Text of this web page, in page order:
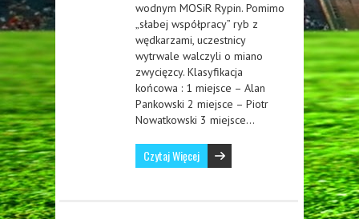
wodnym MOSiR Rypin. Pomimo
„słabej współpracy” ryb z
wędkarzami, uczestnicy
wytrwale walczyli o miano
zwycięzcy. Klasyfikacja
końcowa : 1 miejsce – Alan
Pankowski 2 miejsce – Piotr
Nowatkowski 3 miejsce…
Czytaj Więcej